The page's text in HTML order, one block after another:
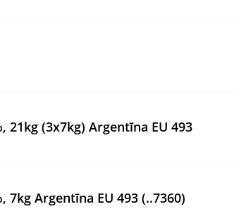
21kg (3x7kg) Argentīna EU 493
7kg Argentīna EU 493 (..7360)